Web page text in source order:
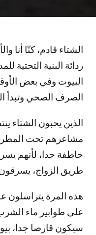
الشتاء قادم، كنّا
ردائة البنية التحتية
البيوت وفي بعض
الصرف الصحي وتبدأ
الذين يحبون الشتاء
مشاعرهم تحت
خاطفة جدا، لأنهم
طريق الزواج، يسرقون
هذه المرة يتراسلون
على طوابير ماء
سيكون قارصا جدا،